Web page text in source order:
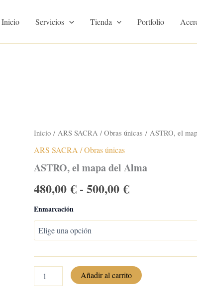
Inicio Servicios Tienda Portfolio
Inicio /ARS SACRA / Obras únicas / ASTRO, el
ARS SACRA / Obras únicas
ASTRO, el mapa del Alma
480,00€ - 500,00€Rango
precios:
desde
480,00 €
hasta
Enmarcación
Añadir al carrito